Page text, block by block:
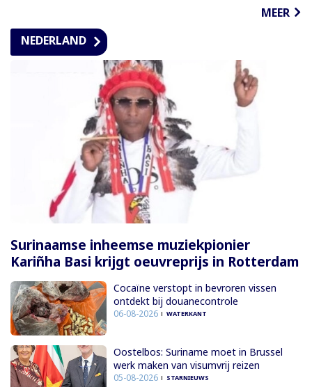
MEER
NEDERLAND
Surinaamse inheemse muziekpionier
Kariñha Basi krijgt oeuvreprijs in Rotterdam
Cocaïne verstopt in bevroren vissen
ontdekt bij douanecontrole
06-08-2026 WATERKANT
Oostelbos: Suriname moet in Brussel
werk maken van visumvrij reizen
05-08-2026 STARNIEUWS